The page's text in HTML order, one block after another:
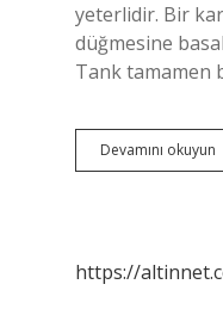
yeterlidir. Bir
düğmesine
Tank tamamen
Devamını okuyun
https://